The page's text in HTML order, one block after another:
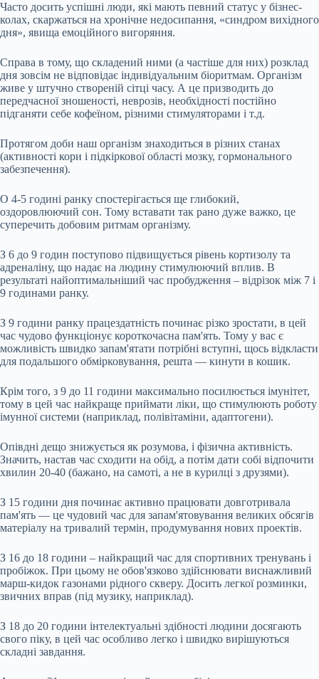
Часто досить успішні люди, які мають певний статус у бізнес-
колах, скаржаться на хронічне недосипання, «синдром вихідного
дня», явища емоційного вигоряння.
Справа в тому, що складений ними (а частіше для них) розклад
дня зовсім не відповідає індивідуальним біоритмам. Організм
живе у штучно створеній сітці часу. А це призводить до
передчасної зношеності, неврозів, необхідності постійно
підганяти себе кофеїном, різними стимуляторами і т.д.
Протягом доби наш організм знаходиться в різних станах
(активності кори і підкіркової області мозку, гормонального
забезпечення).
О 4-5 годині ранку спостерігається ще глибокий,
оздоровлюючий сон. Тому вставати так рано дуже важко, це
суперечить добовим ритмам організму.
З 6 до 9 годин поступово підвищується рівень кортизолу та
адреналіну, що надає на людину стимулюючий вплив. В
результаті найоптимальніший час пробудження – відрізок між 7 і
9 годинами ранку.
З 9 години ранку працездатність починає різко зростати, в цей
час чудово функціонує короткочасна пам'ять. Тому у вас є
можливість швидко запам'ятати потрібні вступні, щось відкласти
для подальшого обмірковування, решта — кинути в кошик.
Крім того, з 9 до 11 години максимально посилюється імунітет,
тому в цей час найкраще приймати ліки, що стимулюють роботу
імунної системи (наприклад, полівітаміни, адаптогени).
Опівдні дещо знижується як розумова, і фізична активність.
Значить, настав час сходити на обід, а потім дати собі відпочити
хвилин 20-40 (бажано, на самоті, а не в курилці з друзями).
З 15 години дня починає активно працювати довготривала
пам'ять — це чудовий час для запам'ятовування великих обсягів
матеріалу на тривалий термін, продумування нових проектів.
З 16 до 18 години – найкращий час для спортивних тренувань і
пробіжок. При цьому не обов'язково здійснювати виснажливий
марш-кидок газонами рідного скверу. Досить легкої розминки,
звичних вправ (під музику, наприклад).
З 18 до 20 години інтелектуальні здібності людини досягають
свого піку, в цей час особливо легко і швидко вирішуються
складні завдання.